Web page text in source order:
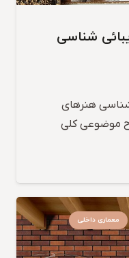
شناسی
شناسی هنرهای
موضوعی کلی
معماری داخلی